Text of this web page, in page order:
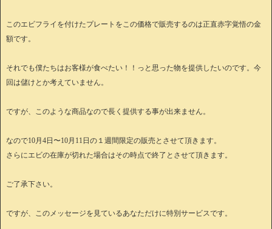
このエビフライを付けたプレートをこの価格で販売するのは正直赤字覚悟の金
額です。
それでも僕たちはお客様が食べたい！！っと思った物を提供したいのです。今
回は儲けとか考えていません。
ですが、このような商品なので長く提供する事が出来ません。
なので10月4日〜10月11日の１週間限定の販売とさせて頂きます。
さらにエビの在庫が切れた場合はその時点で終了とさせて頂きます。
ご了承下さい。
ですが、このメッセージを見ているあなただけに特別サービスです。